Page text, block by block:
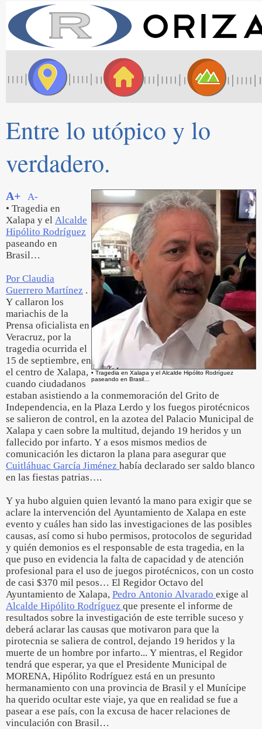
Entre lo utópico y lo
verdadero.
• Tragedia en Xalapa y el Alcalde Hipólito Rodríguez
paseando en Brasil…
A+
A-
• Tragedia en
Xalapa y el Alcalde
Hipólito Rodríguez
paseando en
Brasil…
Por Claudia
Guerrero Martínez .
Y callaron los
mariachis de la
Prensa oficialista en
Veracruz, por la
tragedia ocurrida el
15 de septiembre, en
el centro de Xalapa,
cuando ciudadanos
estaban asistiendo a la conmemoración del Grito de
Independencia, en la Plaza Lerdo y los fuegos pirotécnicos
se salieron de control, en la azotea del Palacio Municipal de
Xalapa y caen sobre la multitud, dejando 19 heridos y un
fallecido por infarto. Y a esos mismos medios de
comunicación les dictaron la plana para asegurar que
Cuitláhuac García Jiménez había declarado ser saldo blanco
en las fiestas patrias….
Y ya hubo alguien quien levantó la mano para exigir que se
aclare la intervención del Ayuntamiento de Xalapa en este
evento y cuáles han sido las investigaciones de las posibles
causas, así como si hubo permisos, protocolos de seguridad
y quién demonios es el responsable de esta tragedia, en la
que puso en evidencia la falta de capacidad y de atención
profesional para el uso de juegos pirotécnicos, con un costo
de casi $370 mil pesos… El Regidor Octavo del
Ayuntamiento de Xalapa, Pedro Antonio Alvarado exige al
Alcalde Hipólito Rodríguez que presente el informe de
resultados sobre la investigación de este terrible suceso y
deberá aclarar las causas que motivaron para que la
pirotecnia se saliera de control, dejando 19 heridos y la
muerte de un hombre por infarto... Y mientras, el Regidor
tendrá que esperar, ya que el Presidente Municipal de
MORENA, Hipólito Rodríguez está en un presunto
hermanamiento con una provincia de Brasil y el Munícipe
ha querido ocultar este viaje, ya que en realidad se fue a
pasear a ese país, con la excusa de hacer relaciones de
vinculación con Brasil…